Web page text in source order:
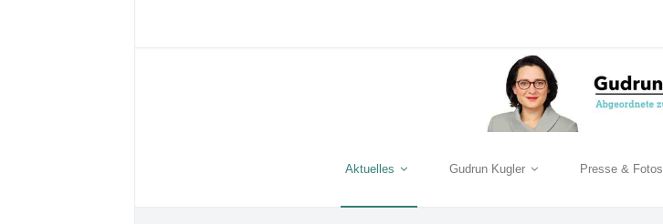
Aktuelles Gudrun Kugler Presse & Fotos